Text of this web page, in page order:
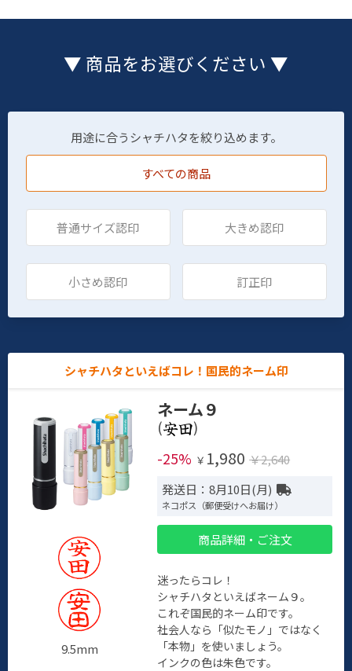
▼ 商品をお選びください ▼
用途に合うシャチハタを絞り込めます。
すべての商品
普通サイズ認印 大きめ認印
小さめ認印 訂正印
シャチハタといえばコレ！国民的ネーム印
9.5mm
ネーム９
(
)
-25% ￥ 1,980 ￥2,640
発送日：8月10日(月)
ネコポス（郵便受けへお届け）
商品詳細・ご注文
迷ったらコレ！
シャチハタといえばネーム９。
これぞ国民的ネーム印です。
社会人なら「似たモノ」ではなく
「本物」を使いましょう。
インクの色は朱色です。